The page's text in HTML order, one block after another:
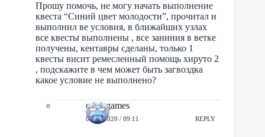
Прошу помочь, не могу начать выполнение
квеста “Синий цвет молодости”, прочитал и
выполнил ве условия, в ближайших узлах
все квесты выполнены , все заниния в ветке
получены, кентавры сделаны, только 1
квесты висит ремесленный помощь хируто 2
, подскажите в чем может быть загвоздка
какое условие не выполнено?
orbit-games
01/10/2020 / 09:11 REPLY